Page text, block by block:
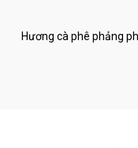
Hương cà phê phảng